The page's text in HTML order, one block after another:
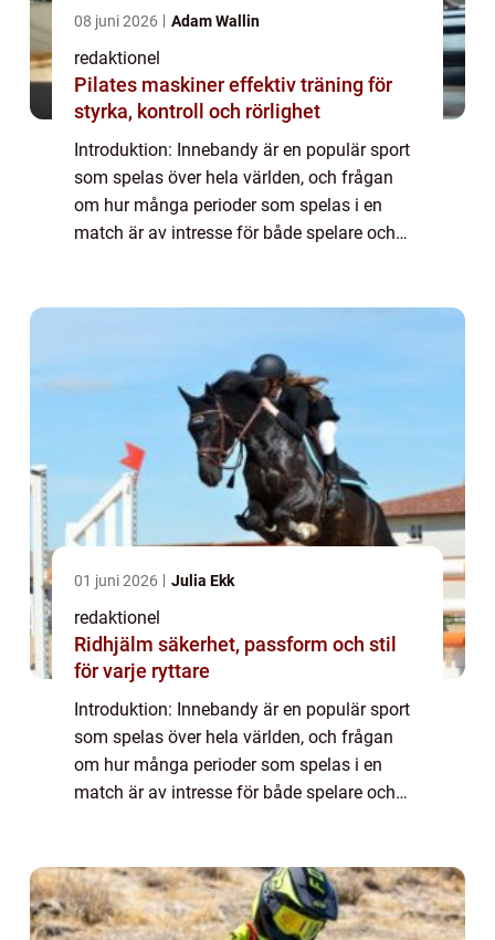
08 juni 2026 Adam Wallin
redaktionel
Pilates maskiner effektiv träning för
styrka, kontroll och rörlighet
Introduktion: Innebandy är en populär sport
som spelas över hela världen, och frågan
om hur många perioder som spelas i en
match är av intresse för både spelare och
01 juni 2026 Julia Ekk
redaktionel
Ridhjälm säkerhet, passform och stil
för varje ryttare
Introduktion: Innebandy är en populär sport
som spelas över hela världen, och frågan
om hur många perioder som spelas i en
match är av intresse för både spelare och